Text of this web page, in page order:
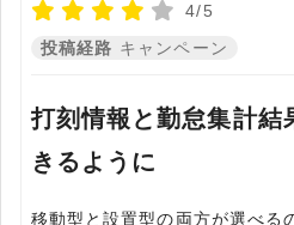
4/5
投稿経路 キャンペーン
打刻情報と勤怠集計結
きるように
移動型と設置型の両方が選べる